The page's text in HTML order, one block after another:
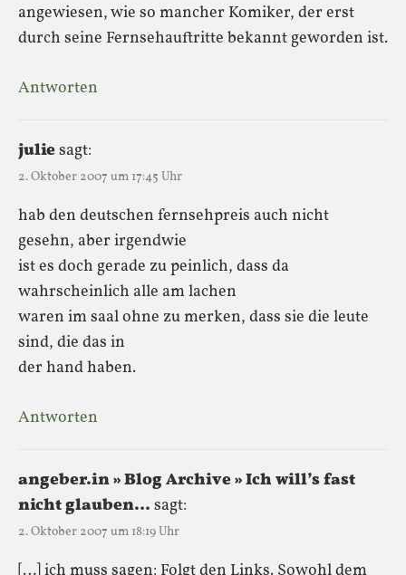
angewiesen, wie so mancher Komiker, der erst
durch seine Fernsehauftritte bekannt geworden ist.
Antworten
juliesagt:
2. Oktober 2007 um 17:45 Uhr
hab den deutschen fernsehpreis auch nicht
gesehn, aber irgendwie
ist es doch gerade zu peinlich, dass da
wahrscheinlich alle am lachen
waren im saal ohne zu merken, dass sie die leute
sind, die das in
der hand haben.
Antworten
angeber.in » Blog Archive » Ich will’s fast
nicht glauben… sagt:
2. Oktober 2007 um 18:19 Uhr